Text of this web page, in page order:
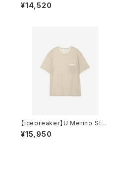
SS Pocket Tee
¥14,520
【icebreaker】U Merino Stri
pe 150 SS Tee
¥15,950